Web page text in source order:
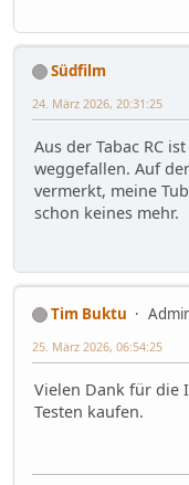
Südfilm
24. März 2026, 20:31:25
Aus der Tabac RC
weggefallen. Auf
vermerkt, meine
schon keines mehr.
Tim Buktu
25. März 2026, 06:54:25
Vielen Dank für die
Testen kaufen.